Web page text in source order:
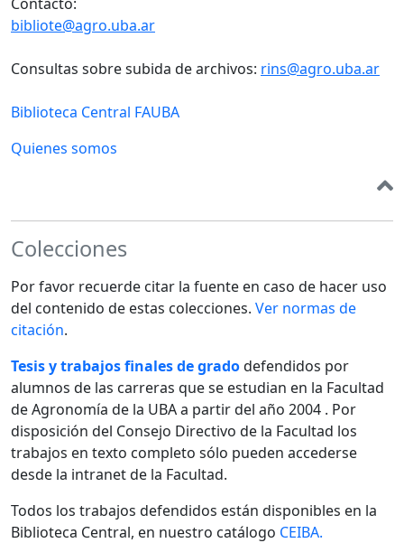
bibliote@agro.uba.ar
Consultas sobre subida de archivos: rins@agro.uba.ar
Biblioteca Central FAUBA
Quienes somos
Colecciones
Por favor recuerde citar la fuente en caso de hacer uso
del contenido de estas colecciones. Ver normas de
citación.
Tesis y trabajos finales de gradodefendidos por
alumnos de las carreras que se estudian en la Facultad
de Agronomía de la UBA a partir del año 2004 . Por
disposición del Consejo Directivo de la Facultad los
trabajos en texto completo sólo pueden accederse
desde la intranet de la Facultad.
Todos los trabajos defendidos están disponibles en la
Biblioteca Central, en nuestro catálogo CEIBA.